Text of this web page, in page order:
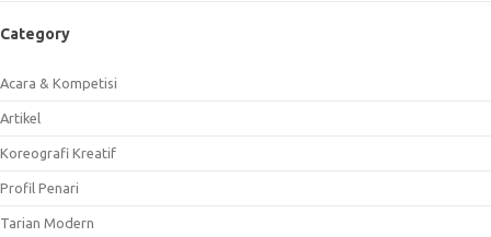
Category
Acara & Kompetisi
Artikel
Koreografi Kreatif
Profil Penari
Tarian Modern